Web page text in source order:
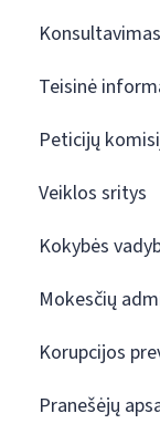
Teisinė
Peticijų
Veiklos sritys
Kokybės
Mokesčių
Korupcijos
Pranešėjų